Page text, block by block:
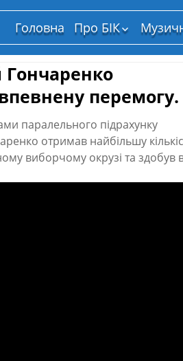
Головна
Про БІК
Структура
Гончаренко
перемогу.
паралельного підрахунку
отримав найбільшу
виборчому окрузі та здобув